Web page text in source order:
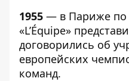
1955 — в Париже по
«L’Équipe»
договорились об
европейских
команд.